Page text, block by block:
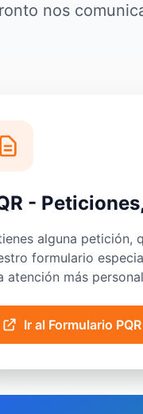
nos
-
alguna petición,
formulario
atención más
Ir al Formulario PQR